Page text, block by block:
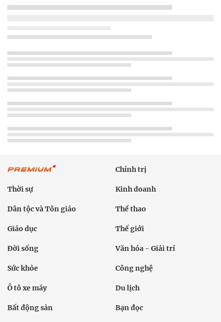
Chính trị
Thời sự Kinh doanh
Dân tộc và Tôn giáo Thể thao
Giáo dục Thế giới
Đời sống Văn hóa - Giải trí
Sức khỏe Công nghệ
Ô tô xe máy Du lịch
Bất động sản Bạn đọc